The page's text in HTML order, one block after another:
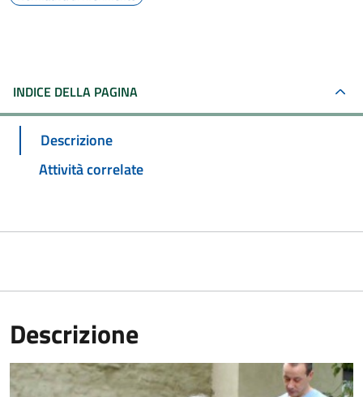
INDICE DELLA PAGINA
Descrizione
Attività correlate
Descrizione